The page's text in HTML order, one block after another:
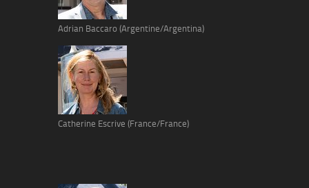
Adrian Baccaro (Argentine/Argentina)
Catherine Escrive (France/France)